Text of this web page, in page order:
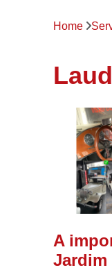
Home
A
Jardim